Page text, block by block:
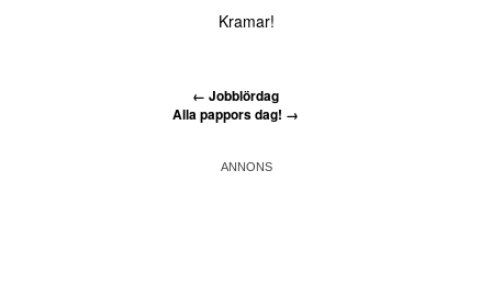
Kramar!
← Jobblördag
Alla pappors dag! →